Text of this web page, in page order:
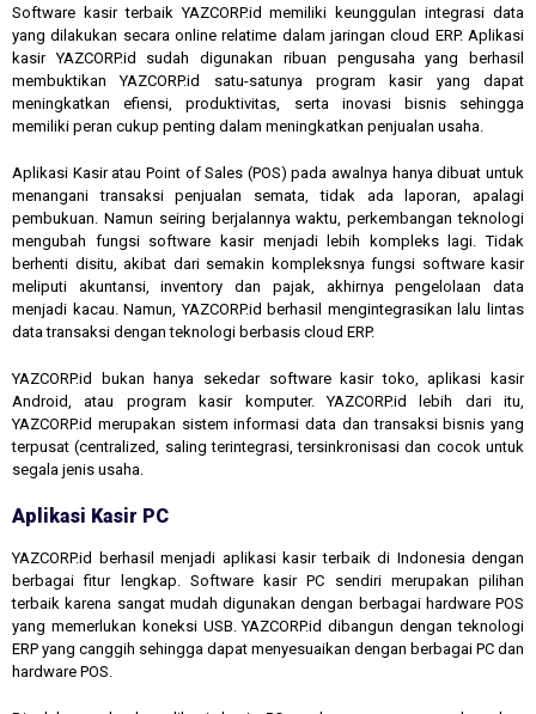
Software kasir terbaik YAZCORP.id memiliki keunggulan integrasi data
yang dilakukan secara online relatime dalam jaringan cloud ERP. Aplikasi
kasir YAZCORP.id sudah digunakan ribuan pengusaha yang berhasil
membuktikan YAZCORP.id satu-satunya program kasir yang dapat
meningkatkan efiensi, produktivitas, serta inovasi bisnis sehingga
memiliki peran cukup penting dalam meningkatkan penjualan usaha.
Aplikasi Kasir atau Point of Sales (POS) pada awalnya hanya dibuat untuk
menangani transaksi penjualan semata, tidak ada laporan, apalagi
pembukuan. Namun seiring berjalannya waktu, perkembangan teknologi
mengubah fungsi software kasir menjadi lebih kompleks lagi. Tidak
berhenti disitu, akibat dari semakin kompleksnya fungsi software kasir
meliputi akuntansi, inventory dan pajak, akhirnya pengelolaan data
menjadi kacau. Namun, YAZCORP.id berhasil mengintegrasikan lalu lintas
data transaksi dengan teknologi berbasis cloud ERP.
YAZCORP.id bukan hanya sekedar software kasir toko, aplikasi kasir
Android, atau program kasir komputer. YAZCORP.id lebih dari itu,
YAZCORP.id merupakan sistem informasi data dan transaksi bisnis yang
terpusat (centralized, saling terintegrasi, tersinkronisasi dan cocok untuk
segala jenis usaha.
Aplikasi Kasir PC
YAZCORP.id berhasil menjadi aplikasi kasir terbaik di Indonesia dengan
berbagai fitur lengkap. Software kasir PC sendiri merupakan pilihan
terbaik karena sangat mudah digunakan dengan berbagai hardware POS
yang memerlukan koneksi USB. YAZCORP.id dibangun dengan teknologi
ERP yang canggih sehingga dapat menyesuaikan dengan berbagai PC dan
hardware POS.